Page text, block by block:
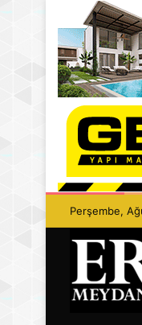
Perşembe,